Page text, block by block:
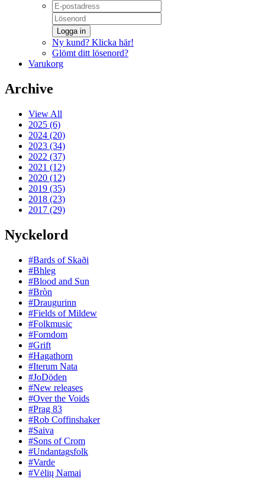
Logga in
Ny kund? Klicka här!
Glömt ditt lösenord?
Varukorg
Archive
View All
2025 (6)
2024 (20)
2023 (34)
2022 (37)
2021 (12)
2020 (12)
2019 (35)
2018 (23)
2017 (29)
Nyckelord
#Bards of Skaði
#Bhleg
#Blood and Sun
#Bròn
#Draugurinn
#Fields of Mildew
#Folkmusic
#Forndom
#Grift
#Hagathorn
#Iterum Nata
#JoDöden
#New releases
#Over the Voids
#Prag 83
#Rob Coffinshaker
#Saiva
#Sons of Crom
#Undantagsfolk
#Varde
#Vėlių Namai